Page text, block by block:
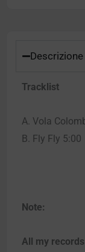
Descrizione
Tracklist
A. Vola
B. Fly Fly 5:00
Note:
All my